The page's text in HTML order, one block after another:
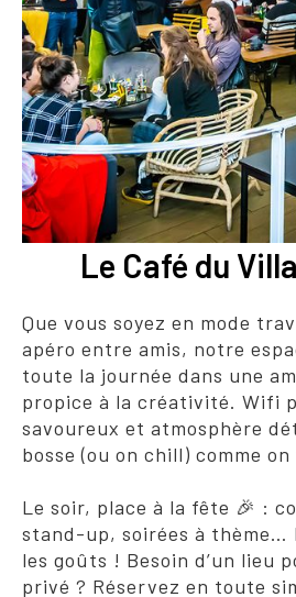
Le Café du
Que vous soyez en mode
apéro entre amis, notre
toute la journée dans une
propice à la créativité. Wifi
savoureux et atmosphère
bosse (ou on chill) comme
Le soir, place à la fête 🎉 :
stand-up, soirées à thème…
les goûts ! Besoin d’un lieu
privé ? Réservez en toute